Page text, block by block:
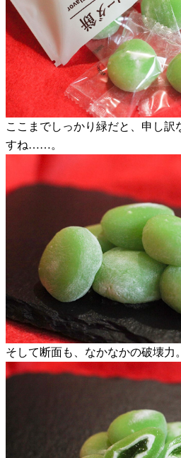
ここまでしっかり緑だと、申し
すね……。
そして断面も、なかなかの破壊力